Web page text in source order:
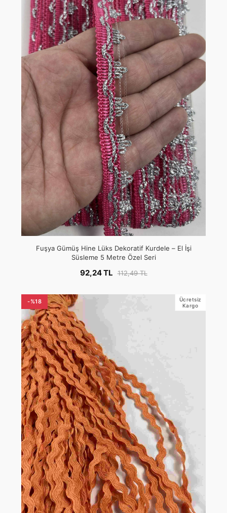
Fuşya Gümüş Hine Lüks Dekoratif Kurdele – El İşi
Süsleme 5 Metre Özel Seri
92,24 TL 112,49 TL
-%18
Ücretsiz
Kargo